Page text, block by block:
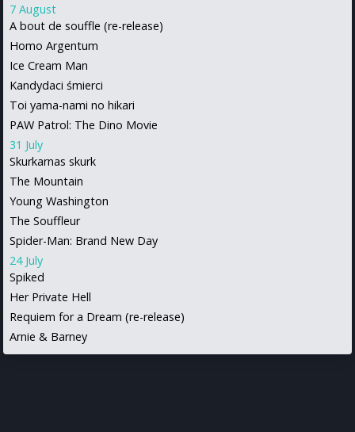
7 August
A bout de souffle (re-release)
Homo Argentum
Ice Cream Man
Kandydaci śmierci
Toi yama-nami no hikari
PAW Patrol: The Dino Movie
31 July
Skurkarnas skurk
The Mountain
Young Washington
The Souffleur
Spider-Man: Brand New Day
24 July
Spiked
Her Private Hell
Requiem for a Dream (re-release)
Arnie & Barney